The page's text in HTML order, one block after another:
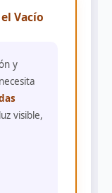
Vacío
y
visible,